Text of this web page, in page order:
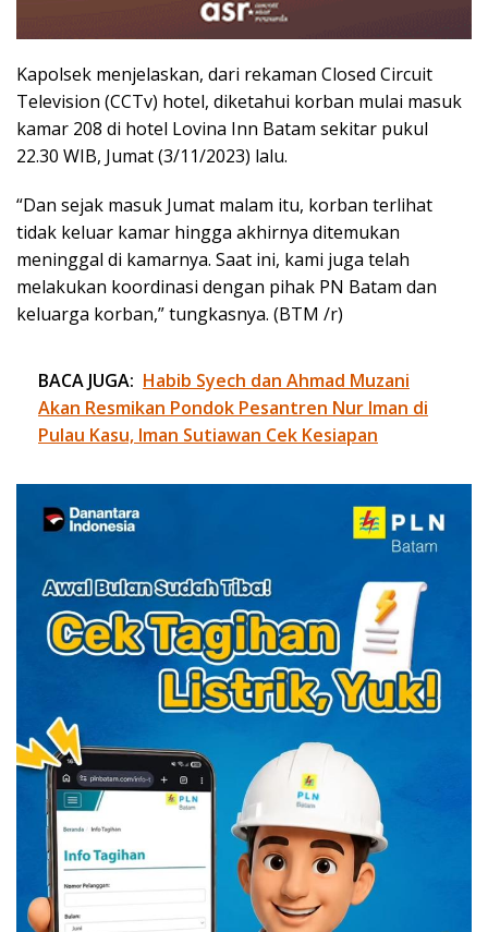
Kapolsek menjelaskan, dari rekaman Closed Circuit
Television (CCTv) hotel, diketahui korban mulai masuk
kamar 208 di hotel Lovina Inn Batam sekitar pukul
22.30 WIB, Jumat (3/11/2023) lalu.
“Dan sejak masuk Jumat malam itu, korban terlihat
tidak keluar kamar hingga akhirnya ditemukan
meninggal di kamarnya. Saat ini, kami juga telah
melakukan koordinasi dengan pihak PN Batam dan
keluarga korban,” tungkasnya. (BTM /r)
BACA JUGA: Habib Syech dan Ahmad Muzani
Akan Resmikan Pondok Pesantren Nur Iman di
Pulau Kasu, Iman Sutiawan Cek Kesiapan